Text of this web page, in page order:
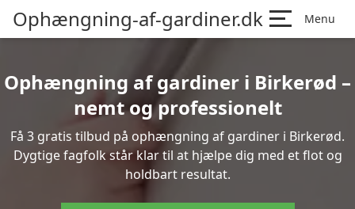
Ophængning-af-gardiner.dk Menu
Ophængning af gardiner i Birkerød –
nemt og professionelt
Få 3 gratis tilbud på ophængning af gardiner i Birkerød.
Dygtige fagfolk står klar til at hjælpe dig med et flot og
holdbart resultat.